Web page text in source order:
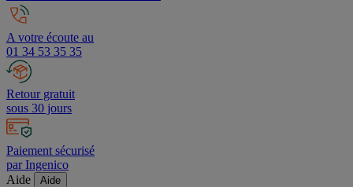
A votre écoute au
01 34 53 35 35
Retour gratuit
sous 30 jours
Paiement sécurisé
par Ingenico
Aide
Aide